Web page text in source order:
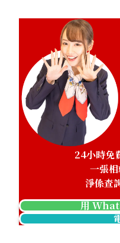
24小時免
一張相
淨係查
用